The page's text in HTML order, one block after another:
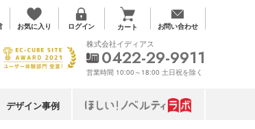
お気に入り ログイン カート お問い合わせ
デザイン事例
株式会社イディアス
0422-29-9911
営業時間 10:00～18:00 土日祝を除く